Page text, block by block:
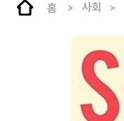
홈 사회